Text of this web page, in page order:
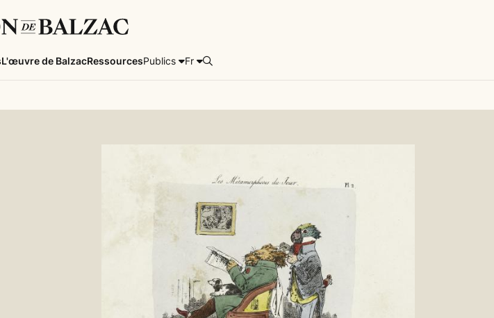
L'œuvre de BalzacRessourcesPublics Fr Rechercher